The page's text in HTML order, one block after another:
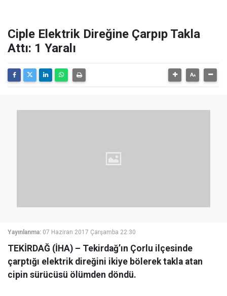
Ciple Elektrik Direğine Çarpıp Takla
Attı: 1 Yaralı
Yayınlanma: 07 Haziran 2017 Çarşamba 22:30
TEKİRDAĞ (İHA) – Tekirdağ’ın Çorlu ilçesinde
çarptığı elektrik direğini ikiye bölerek takla atan
cipin sürücüsü ölümden döndü.